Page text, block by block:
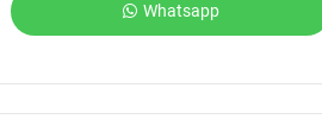
Whatsapp